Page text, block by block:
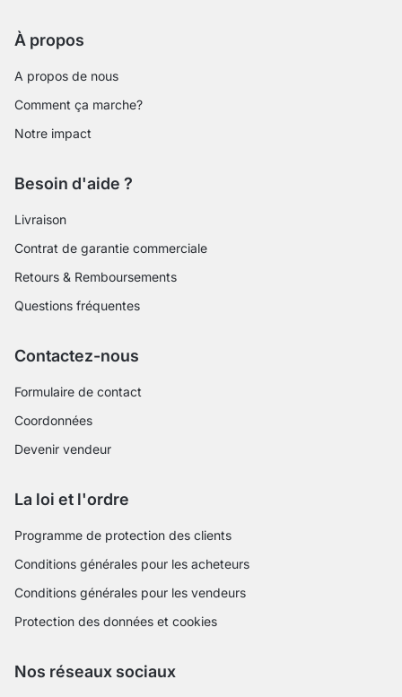
À propos
A propos de nous
Comment ça marche?
Notre impact
Besoin d'aide ?
Livraison
Contrat de garantie commerciale
Retours & Remboursements
Questions fréquentes
Contactez-nous
Formulaire de contact
Coordonnées
Devenir vendeur
La loi et l'ordre
Programme de protection des clients
Conditions générales pour les acheteurs
Conditions générales pour les vendeurs
Protection des données et cookies
Nos réseaux sociaux